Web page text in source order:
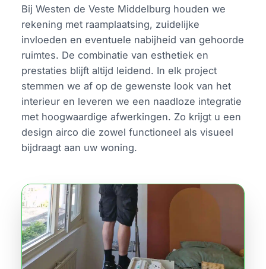
Bij Westen de Veste Middelburg houden we
rekening met raamplaatsing, zuidelijke
invloeden en eventuele nabijheid van gehoorde
ruimtes. De combinatie van esthetiek en
prestaties blijft altijd leidend. In elk project
stemmen we af op de gewenste look van het
interieur en leveren we een naadloze integratie
met hoogwaardige afwerkingen. Zo krijgt u een
design airco die zowel functioneel als visueel
bijdraagt aan uw woning.